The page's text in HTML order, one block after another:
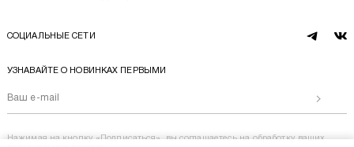
СОЦИАЛЬНЫЕ СЕТИ
telegram
vk
УЗНАВАЙТЕ О НОВИНКАХ ПЕРВЫМИ
Нажимая на кнопку «Подписаться», вы соглашаетесь на обработку ваших